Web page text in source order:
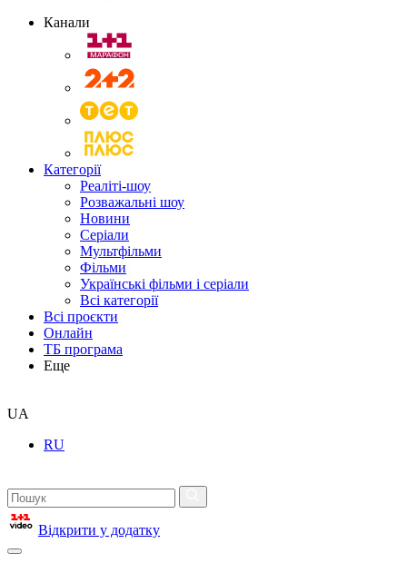
Канали
Категорії
Реаліті-шоу
Розважальні шоу
Новини
Серіали
Мультфільми
Фільми
Українські фільми і серіали
Всі категорії
Всі проєкти
Онлайн
ТБ програма
Еще
UA
RU
Відкрити у додатку